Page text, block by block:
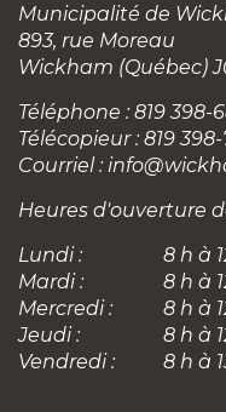
Municipalité de
893, rue Moreau
Wickham (Québec)
Téléphone : 819 398-
Télécopieur : 819 398-
Courriel :
Heures d'ouverture
Lundi :
8 h à
Mardi :
8 h à
Mercredi :
8 h à
Jeudi :
8 h à
Vendredi :
8 h à